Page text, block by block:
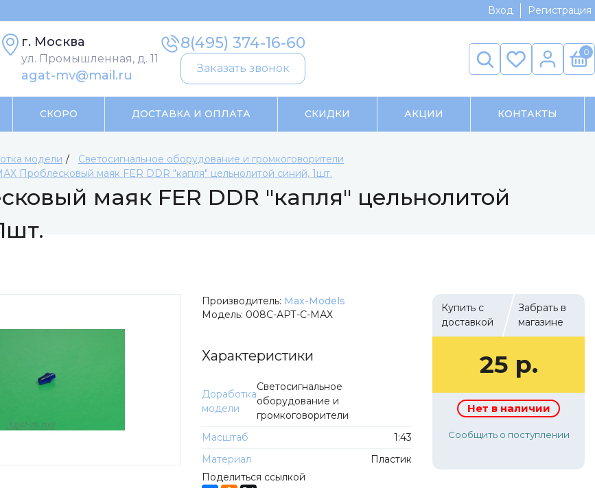
Вход Регистрация
г. Москва
ул. Промышленная, д. 11
agat-mv@mail.ru
8(495) 374-16-60
Заказать звонок
0
СКОРО ДОСТАВКА И ОПЛАТА СКИДКИ АКЦИИ КОНТАКТЫ
модели
Светосигнальное оборудование и громкоговорители
Проблесковый маяк FER DDR "капля" цельнолитой синий, 1шт.
маяк FER DDR "капля" цельнолитой
Производитель: Max-Models
Модель: 008С-АРТ-С-МАХ
Характеристики
Доработка
модели
Светосигнальное
оборудование и
громкоговорители
Масштаб
1:43
Материал
Пластик
Поделиться ссылкой
Купить с
доставкой
Забрать в
магазине
25 р.
Нет в наличии
Сообщить о поступлении